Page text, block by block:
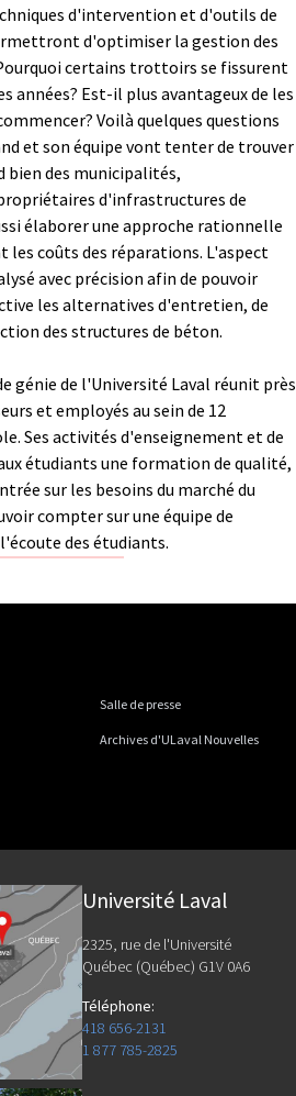
d'intervention et d'outils de
d'optimiser la gestion des
certains trottoirs se fissurent
années? Est-il plus avantageux de les
Voilà quelques questions
et son équipe vont tenter de trouver
bien des municipalités,
d'infrastructures de
élaborer une approche rationnelle
les coûts des réparations. L'aspect
avec précision afin de pouvoir
les alternatives d'entretien, de
des structures de béton.
génie de l'Université Laval réunit près
et employés au sein de 12
Ses activités d'enseignement et de
étudiants une formation de qualité,
sur les besoins du marché du
compter sur une équipe de
des étudiants.
Salle de presse
Archives d'ULaval Nouvelles
Université Laval
2325, rue de l'Université
Québec (Québec) G1V 0A6
Téléphone:
418 656-2131
1 877 785-2825